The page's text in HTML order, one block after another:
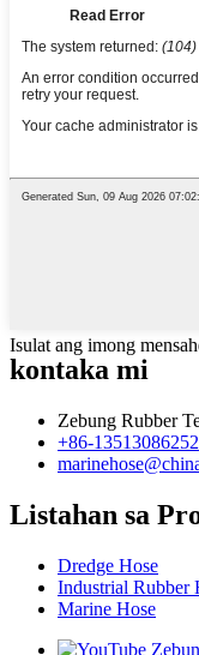
Isulat ang imong
kontaka mi
Zebung Rubber
+86-13513086252
Listahan sa
Dredge Hose
Industrial Rubber
Marine Hose